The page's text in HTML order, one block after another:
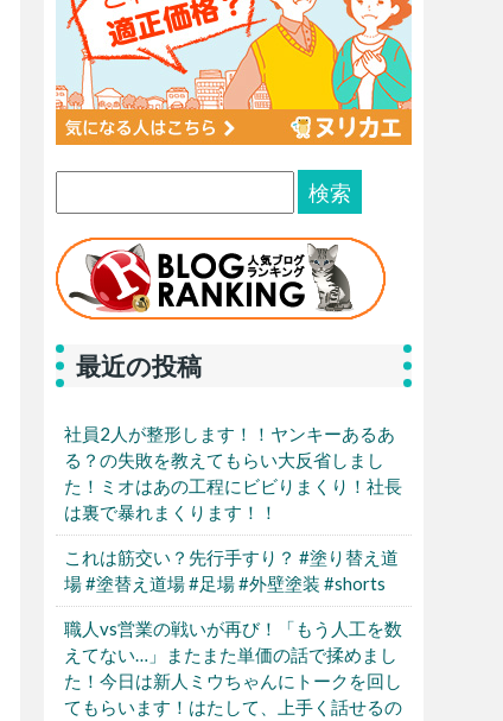
最近の投稿
社員2人が整形します！！ヤンキーあるあ
る？の失敗を教えてもらい大反省しまし
た！ミオはあの工程にビビりまくり！社長
は裏で暴れまくります！！
これは筋交い？先行手すり？ #塗り替え道
場 #塗替え道場 #足場 #外壁塗装 #shorts
職人vs営業の戦いが再び！「もう人工を数
えてない…」またまた単価の話で揉めまし
た！今日は新人ミウちゃんにトークを回し
てもらいます！はたして、上手く話せるの